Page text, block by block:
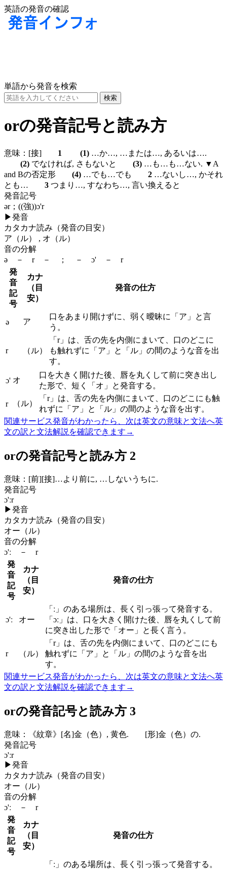
英語の発音の確認
単語から発音を検索
orの発音記号と読み方
意味： [接] 1 (1) …か…, …または…, あるいは….
(2) でなければ, さもないと (3) …も…も…ない. ▼A
and Bの否定形 (4) …でも…でも 2 …ないし…, かそれ
とも… 3 つまり…, すなわち…, 言い換えると
発音記号
ər；((強))ɔ'r
▶発音
カタカナ読み（発音の目安）
ア（ル） , オ（ル）
音の分解
ə － r － ； － ɔ' － r
発
音
記
号
カナ
（目
安）
発音の仕方
ə ア
口をあまり開けずに、弱く曖昧に「ア」と言
う。
r （ル）
「r」は、舌の先を内側にまいて、口のどこに
も触れずに「ア」と「ル」の間のような音を出
す。
ɔ' オ
口を大きく開けた後、唇を丸くして前に突き出し
た形で、短く「オ」と発音する。
r （ル）
「r」は、舌の先を内側にまいて、口のどこにも触
れずに「ア」と「ル」の間のような音を出す。
関連サービス発音がわかったら、次は英文の意味と文法へ英
文の訳と文法解説を確認できます →
orの発音記号と読み方 2
意味： [前][接]…より前に, …しないうちに.
発音記号
ɔ'ːr
▶発音
カタカナ読み（発音の目安）
オー（ル）
音の分解
ɔ'ː － r
発
音
記
号
カナ
（目
安）
発音の仕方
ɔ'ː オー
「ː」のある場所は、長く引っ張って発音する。
「ɔː」は、口を大きく開けた後、唇を丸くして前
に突き出した形で「オー」と長く言う。
r （ル）
「r」は、舌の先を内側にまいて、口のどこにも
触れずに「ア」と「ル」の間のような音を出
す。
関連サービス発音がわかったら、次は英文の意味と文法へ英
文の訳と文法解説を確認できます →
orの発音記号と読み方 3
意味： 《紋章》 [名]金（色）, 黄色. [形]金（色）の.
発音記号
ɔ'ːr
▶発音
カタカナ読み（発音の目安）
オー（ル）
音の分解
ɔ'ː － r
発
音
記
号
カナ
（目
安）
発音の仕方
「ː」のある場所は、長く引っ張って発音する。